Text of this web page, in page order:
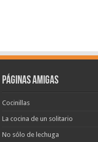
Páginas amigas
Cocinillas
La cocina de un solitario
No sólo de lechuga